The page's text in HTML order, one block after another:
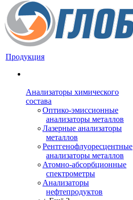
Продукция
Анализаторы химического
состава
Оптико-эмиссионные
анализаторы металлов
Лазерные анализаторы
металлов
Рентгенофлуоресцентные
анализаторы металлов
Атомно-абсорбционные
спектрометры
Анализаторы
нефтепродуктов